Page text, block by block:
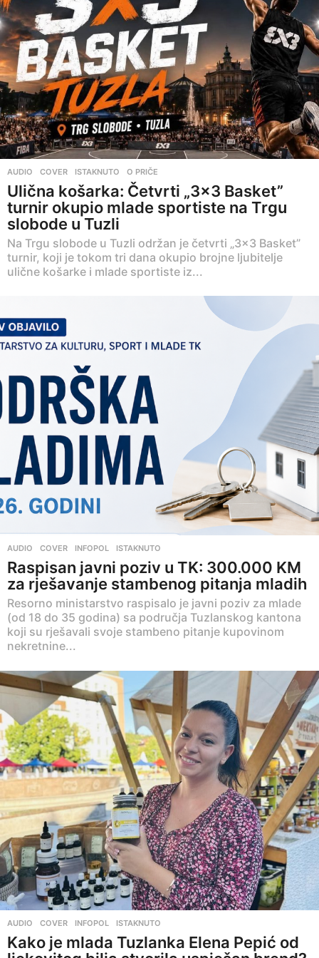
AUDIO ,COVER ,ISTAKNUTO ,O PRIČE
Ulična košarka: Četvrti „3×3 Basket”
turnir okupio mlade sportiste na Trgu
slobode u Tuzli
Na Trgu slobode u Tuzli održan je četvrti „3×3 Basket”
turnir, koji je tokom tri dana okupio brojne ljubitelje
ulične košarke i mlade sportiste iz...
AUDIO ,COVER ,INFOPOL ,ISTAKNUTO
Raspisan javni poziv u TK: 300.000 KM
za rješavanje stambenog pitanja mladih
Resorno ministarstvo raspisalo je javni poziv za mlade
(od 18 do 35 godina) sa područja Tuzlanskog kantona
koji su rješavali svoje stambeno pitanje kupovinom
nekretnine...
AUDIO ,COVER ,INFOPOL ,ISTAKNUTO
Kako je mlada Tuzlanka Elena Pepić od